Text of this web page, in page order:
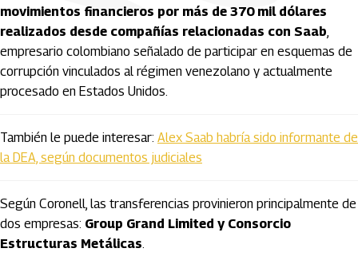
movimientos financieros por más de 370 mil dólares
realizados desde compañías relacionadas con Saab,
empresario colombiano señalado de participar en esquemas de
corrupción vinculados al régimen venezolano y actualmente
procesado en Estados Unidos.
También le puede interesar: Alex Saab habría sido informante de
la DEA, según documentos judiciales
Según Coronell, las transferencias provinieron principalmente de
dos empresas: Group Grand Limited y Consorcio
Estructuras Metálicas.